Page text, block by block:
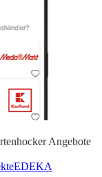
Angebote
EDEKA